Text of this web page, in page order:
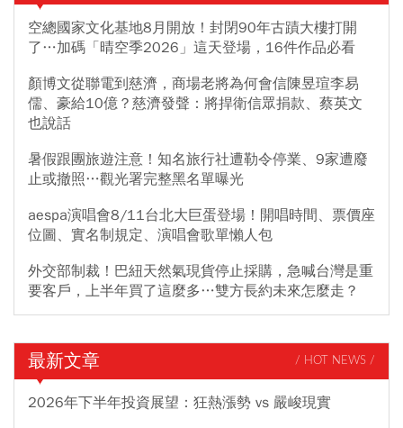
空總國家文化基地8月開放！封閉90年古蹟大樓打開
了…加碼「晴空季2026」這天登場，16件作品必看
顏博文從聯電到慈濟，商場老將為何會信陳昱瑄李易
儒、豪給10億？慈濟發聲：將捍衛信眾捐款、蔡英文
也說話
暑假跟團旅遊注意！知名旅行社遭勒令停業、9家遭廢
止或撤照…觀光署完整黑名單曝光
aespa演唱會8/11台北大巨蛋登場！開唱時間、票價座
位圖、實名制規定、演唱會歌單懶人包
外交部制裁！巴紐天然氣現貨停止採購，急喊台灣是重
要客戶，上半年買了這麼多…雙方長約未來怎麼走？
最新文章 / HOT NEWS /
2026年下半年投資展望：狂熱漲勢 vs 嚴峻現實